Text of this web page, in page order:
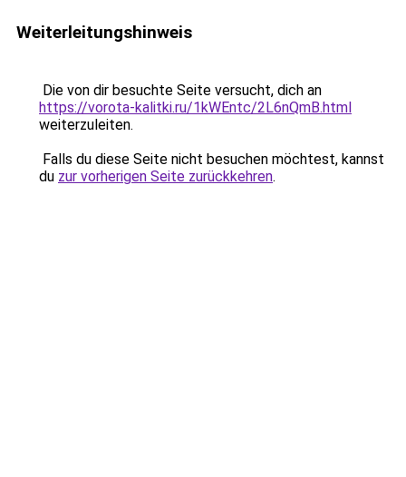
Weiterleitungshinweis
Die von dir besuchte Seite versucht, dich an
https://vorota-kalitki.ru/1kWEntc/2L6nQmB.html
weiterzuleiten.
Falls du diese Seite nicht besuchen möchtest, kannst
du zur vorherigen Seite zurückkehren.